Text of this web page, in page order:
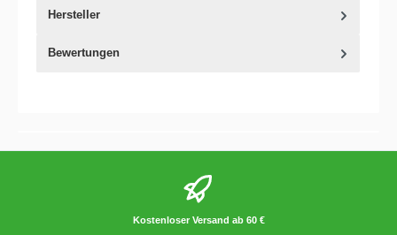
Hersteller
Bewertungen
Kostenloser Versand ab 60 €